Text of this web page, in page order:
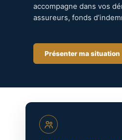
accompagne dans vos
assureurs, fonds
Présenter ma situation